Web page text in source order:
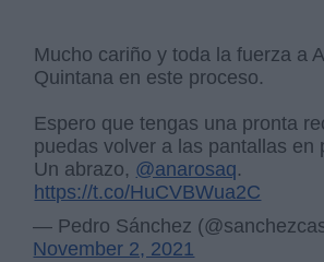
Mucho cariño y toda la fuerza a
Quintana en este proceso.
Espero que tengas una pronta
puedas volver a las pantallas en
Un abrazo, @anarosaq.
https://t.co/HuCVBWua2C
— Pedro Sánchez
November 2, 2021